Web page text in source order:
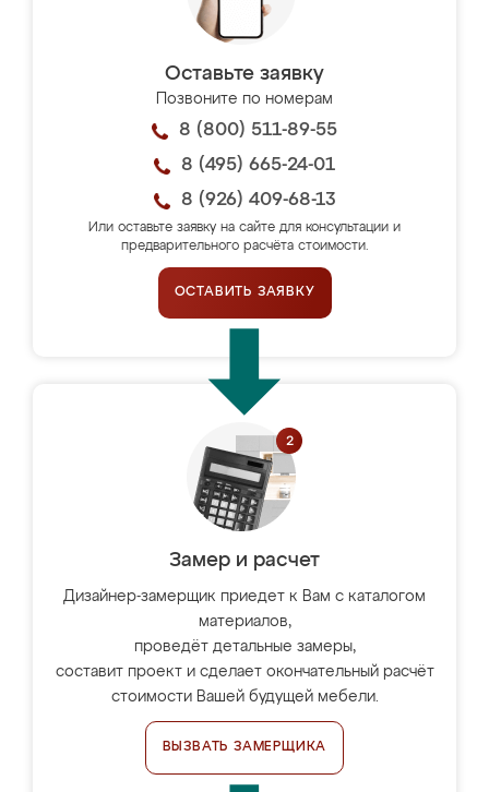
Оставьте заявку
Позвоните по номерам
8 (800) 511-89-55
8 (495) 665-24-01
8 (926) 409-68-13
Или оставьте заявку на сайте для консультации и
предварительного расчёта стоимости.
ОСТАВИТЬ ЗАЯВКУ
Замер и расчет
Дизайнер-замерщик приедет к Вам с каталогом
материалов,
проведёт детальные замеры,
составит проект и сделает окончательный расчёт
стоимости Вашей будущей мебели.
ВЫЗВАТЬ ЗАМЕРЩИКА